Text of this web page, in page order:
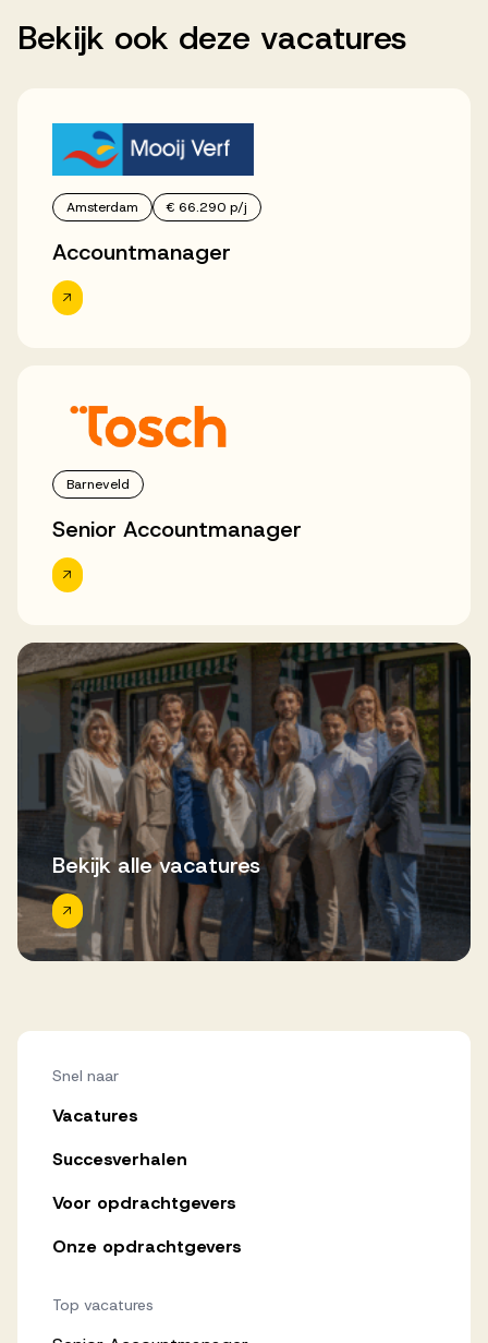
Bekijk ook deze vacatures
Amsterdam € 66.290 p/j
Accountmanager
Barneveld
Senior Accountmanager
Bekijk alle vacatures
Snel naar
Vacatures
Succesverhalen
Voor opdrachtgevers
Onze opdrachtgevers
Top vacatures